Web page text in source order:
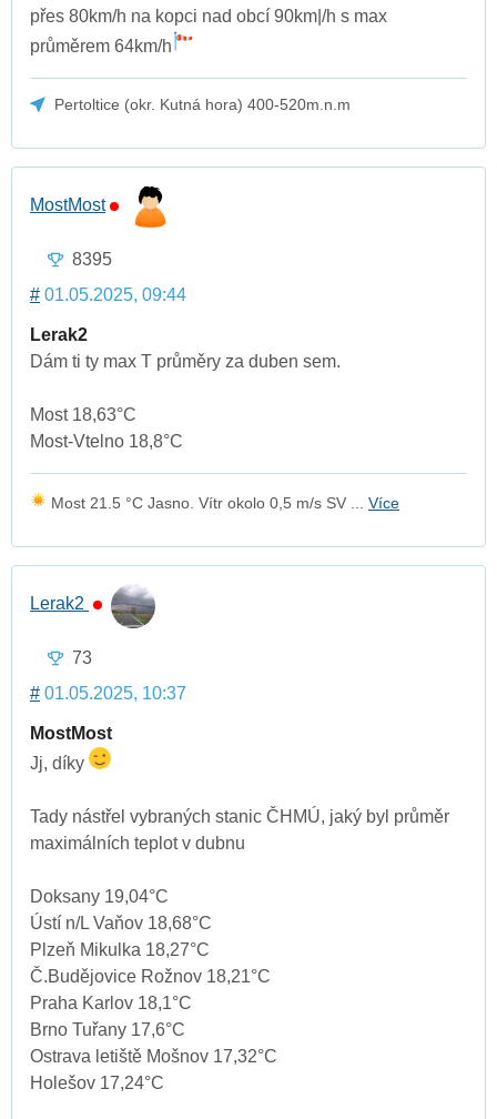
přes 80km/h na kopci nad obcí 90km|/h s max
průměrem 64km/h
Pertoltice (okr. Kutná hora) 400-520m.n.m
MostMost
8395
# 01.05.2025, 09:44
Lerak2
Dám ti ty max T průměry za duben sem.
Most 18,63°C
Most-Vtelno 18,8°C
Most 21.5 °C Jasno. Vítr okolo 0,5 m/s SV ... Více
Lerak2
73
# 01.05.2025, 10:37
MostMost
Jj, díky
Tady nástřel vybraných stanic ČHMÚ, jaký byl průměr
maximálních teplot v dubnu
Doksany 19,04°C
Ústí n/L Vaňov 18,68°C
Plzeň Mikulka 18,27°C
Č.Budějovice Rožnov 18,21°C
Praha Karlov 18,1°C
Brno Tuřany 17,6°C
Ostrava letiště Mošnov 17,32°C
Holešov 17,24°C